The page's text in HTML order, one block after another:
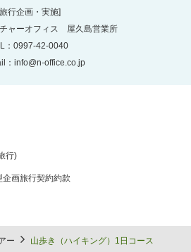
行企画・実施]
ャーオフィス 屋久島営業所
：0997-42-0040
： info@n-office.co.jp
行)
画旅行契約約款
ー 山歩き（ハイキング）1日コース